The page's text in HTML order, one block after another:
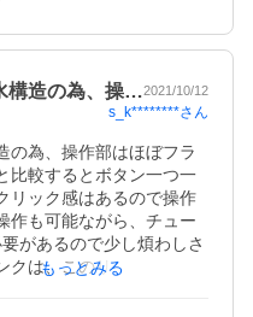
構造の為、操…2021/10/12
s_k********さん
の為、操作部はほぼフラ
比較するとボタン一つ一
リック感はあるので操作
作も可能ながら、チュー
があるので少し煩わしさ
は、このリモコンでは
もっとみる